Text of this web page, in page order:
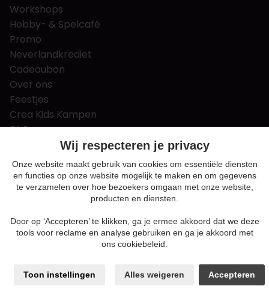
Workshops
Hobby- & Spelcafé
Promo
Neverlandkrediet
Cadeaubon
Over ons
Feestjes
Crea Kids Kampen
FAQ
Tips & tricks
Contact
Nieuws & Vacatures
Algemene voorwaarden
Privacy en cookie policy
Sitemap
Wij respecteren je privacy
Onze website maakt gebruik van cookies om essentiële diensten
en functies op onze website mogelijk te maken en om gegevens
te verzamelen over hoe bezoekers omgaan met onze website,
producten en diensten.
Door op ‘Accepteren’ te klikken, ga je ermee akkoord dat we deze
tools voor reclame en analyse gebruiken en ga je akkoord met
ons cookiebeleid.
Toon instellingen Alles weigeren Accepteren